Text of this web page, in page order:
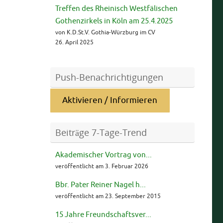
Treffen des Rheinisch Westfälischen
Gothenzirkels in Köln am 25.4.2025
von K.D.St.V. Gothia-Würzburg im CV
26. April 2025
Push-Benachrichtigungen
Aktivieren / Informieren
Beiträge 7-Tage-Trend
Akademischer Vortrag von...
veröffentlicht am 3. Februar 2026
Bbr. Pater Reiner Nagel h...
veröffentlicht am 23. September 2015
15 Jahre Freundschaftsver...